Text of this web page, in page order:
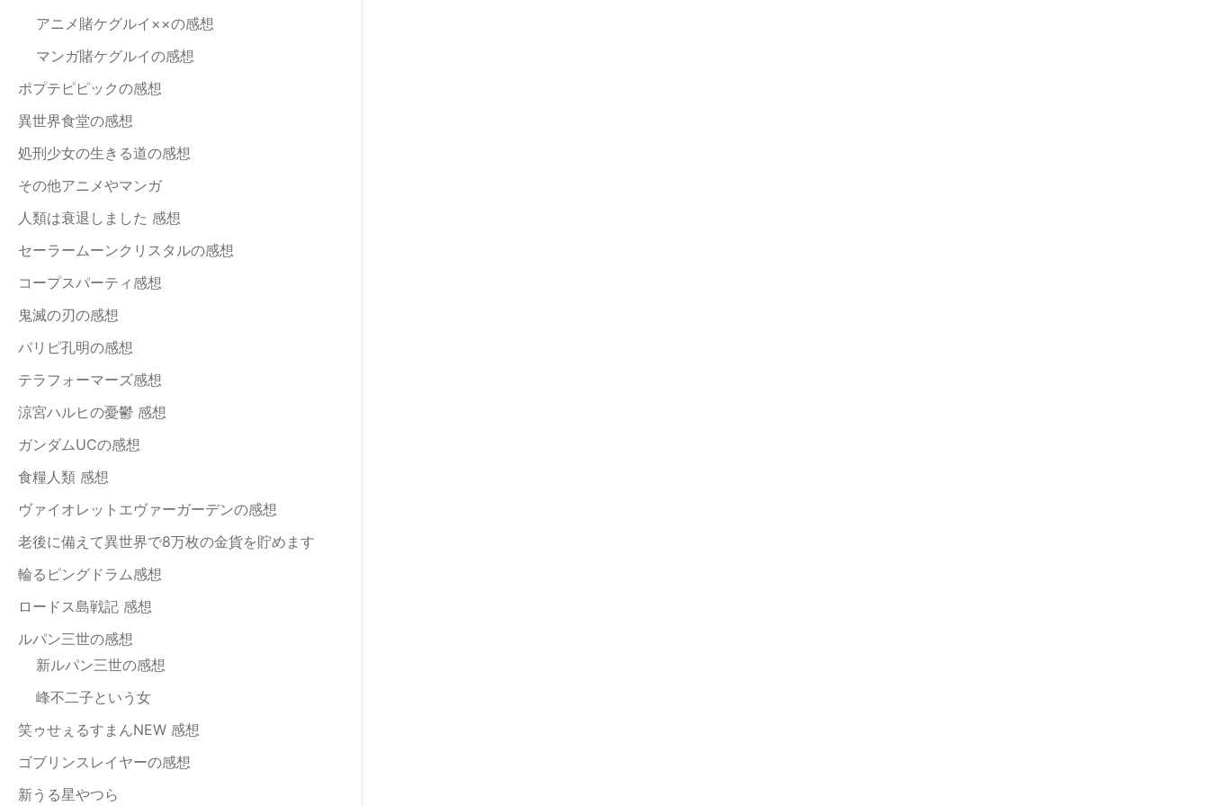
アニメ賭ケグルイ××の感想
マンガ賭ケグルイの感想
ポプテピピックの感想
異世界食堂の感想
処刑少女の生きる道の感想
その他アニメやマンガ
人類は衰退しました 感想
セーラームーンクリスタルの感想
コープスパーティ感想
鬼滅の刃の感想
パリピ孔明の感想
テラフォーマーズ感想
涼宮ハルヒの憂鬱 感想
ガンダムUCの感想
食糧人類 感想
ヴァイオレットエヴァーガーデンの感想
老後に備えて異世界で8万枚の金貨を貯めます
輪るピングドラム感想
ロードス島戦記 感想
ルパン三世の感想
新ルパン三世の感想
峰不二子という女
笑ゥせぇるすまんNEW 感想
ゴブリンスレイヤーの感想
新うる星やつら